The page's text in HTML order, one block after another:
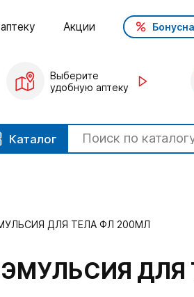
Акции
Выберите
удобную аптеку
Каталог
ДЛЯ ТЕЛА ФЛ 200МЛ
ДЛЯ